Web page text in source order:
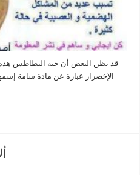
قد يظن البعض أن حبة البطاطس هذه
الإخضرار عبارة عن مادة سامة